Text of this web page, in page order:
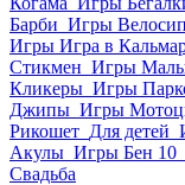
Барби Игры
Игры Игра в
Стикмен Игры
Кликеры Игры
Джипы Игры
Рикошет Для детей
Акулы Игры Бен 10
Свадьба